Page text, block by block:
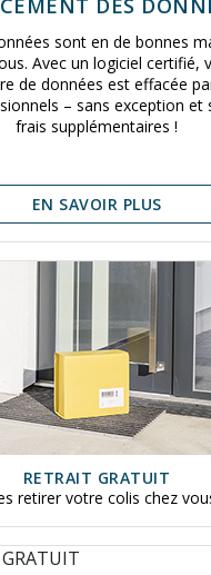
DES
sont en de bonnes
Avec un logiciel certifié,
de données est effacée
– sans exception et
frais supplémentaires !
EN SAVOIR PLUS
RETRAIT GRATUIT
retirer votre colis chez